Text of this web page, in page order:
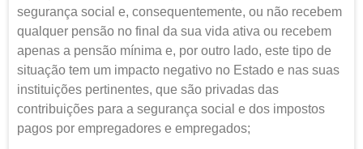
segurança social e, consequentemente, ou não recebem
qualquer pensão no final da sua vida ativa ou recebem
apenas a pensão mínima e, por outro lado, este tipo de
situação tem um impacto negativo no Estado e nas suas
instituições pertinentes, que são privadas das
contribuições para a segurança social e dos impostos
pagos por empregadores e empregados;